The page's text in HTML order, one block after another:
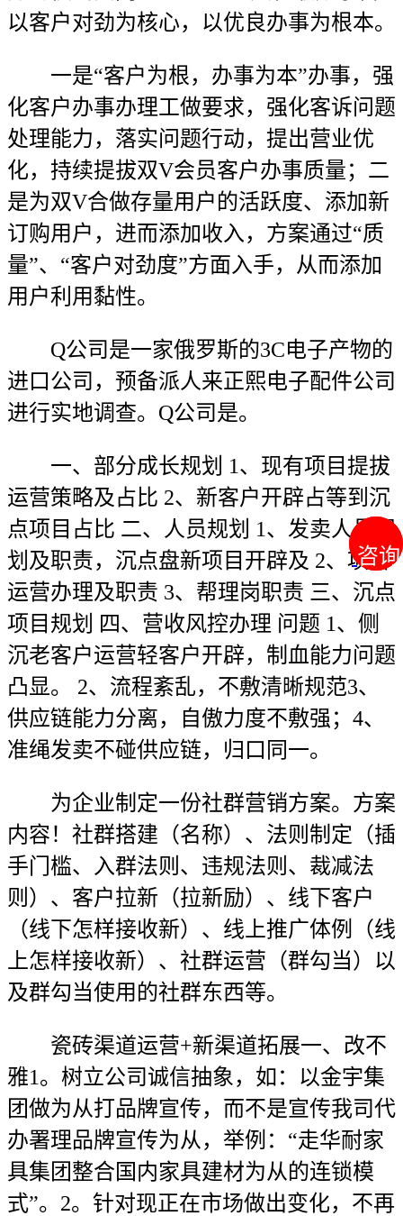
咨询
咨询
以客户对劲为核心，以优良办事为根本。
一是“客户为根，办事为本”办事，强
化客户办事办理工做要求，强化客诉问题
处理能力，落实问题行动，提出营业优
化，持续提拔双V会员客户办事质量；二
是为双V合做存量用户的活跃度、添加新
订购用户，进而添加收入，方案通过“质
量”、“客户对劲度”方面入手，从而添加
用户利用黏性。
Q公司是一家俄罗斯的3C电子产物的
进口公司，预备派人来正熙电子配件公司
进行实地调查。Q公司是。
一、部分成长规划 1、现有项目提拔
运营策略及占比 2、新客户开辟占等到沉
点项目占比 二、人员规划 1、发卖人员规
划及职责，沉点盘新项目开辟及 2、项目
运营办理及职责 3、帮理岗职责 三、沉点
项目规划 四、营收风控办理 问题 1、侧
沉老客户运营轻客户开辟，制血能力问题
凸显。 2、流程紊乱，不敷清晰规范3、
供应链能力分离，自傲力度不敷强；4、
准绳发卖不碰供应链，归口同一。
为企业制定一份社群营销方案。方案
内容！社群搭建（名称）、法则制定（插
手门槛、入群法则、违规法则、裁减法
则）、客户拉新（拉新励）、线下客户
（线下怎样接收新）、线上推广体例（线
上怎样接收新）、社群运营（群勾当）以
及群勾当使用的社群东西等。
瓷砖渠道运营+新渠道拓展一、改不
雅1。树立公司诚信抽象，如：以金宇集
团做为从打品牌宣传，而不是宣传我司代
办署理品牌宣传为从，举例：“走华耐家
具集团整合国内家具建材为从的连锁模
式”。2。针对现正在市场做出变化，不再